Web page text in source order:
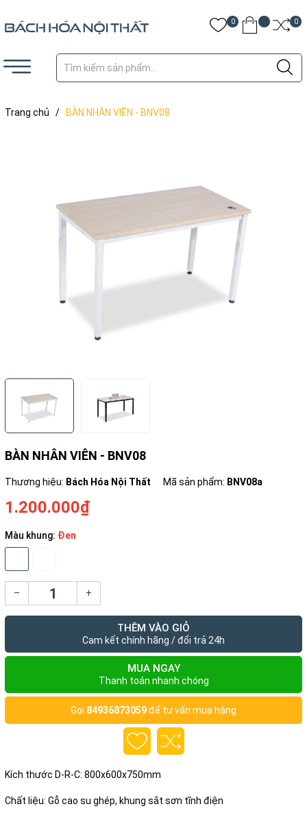
0 0
Trang chủ / BÀN NHÂN VIÊN - BNV08
BÀN NHÂN VIÊN - BNV08
Thương hiệu: Bách Hóa Nội Thất Mã sản phẩm: BNV08a
1.200.000₫
Màu khung: Đen
– +
THÊM VÀO GIỎ
Cam kết chính hãng / đổi trả 24h
MUA NGAY
Thanh toán nhanh chóng
Gọi 84936873059để tư vấn mua hàng
Kích thước D-R-C: 800x600x750mm
Chất liệu: Gỗ cao su ghép, khung sắt sơn tĩnh điện